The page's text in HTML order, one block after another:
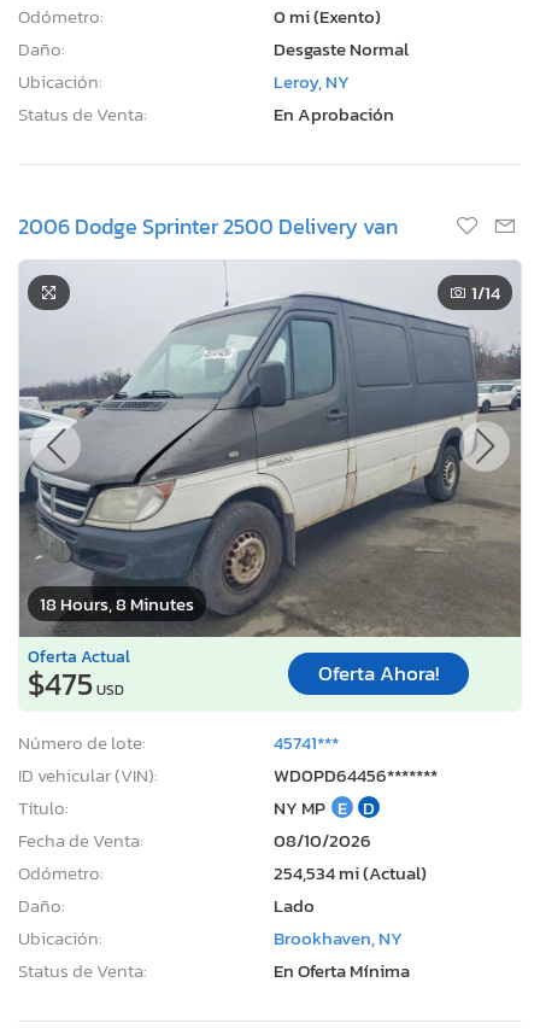
Odómetro:
0 mi (Exento)
Daño:
Desgaste Normal
Ubicación:
Leroy, NY
Status de Venta:
En Aprobación
2006 Dodge Sprinter 2500 Delivery van
18 Hours, 8 Minutes
1/14
Oferta Actual
$475USD
Oferta Ahora!
Número de lote:
45741***
ID vehicular (VIN):
WD0PD64456*******
Título:
NY MP E D
Fecha de Venta:
08/10/2026
Odómetro:
254,534 mi (Actual)
Daño:
Lado
Ubicación:
Brookhaven, NY
Status de Venta:
En Oferta Mínima